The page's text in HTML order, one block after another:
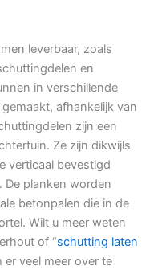
leverbaar, zoals
en
in verschillende
afhankelijk van
zijn een
Ze zijn dikwijls
verticaal bevestigd
planken worden
betonpalen die in de
Wilt u meer weten
of “schutting laten
er veel meer over te